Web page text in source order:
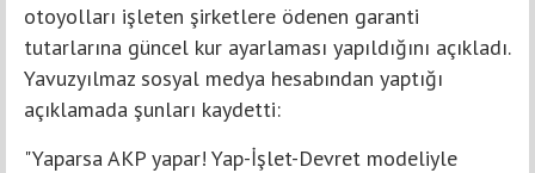
otoyolları işleten şirketlere ödenen garanti
tutarlarına güncel kur ayarlaması yapıldığını açıkladı.
Yavuzyılmaz sosyal medya hesabından yaptığı
açıklamada şunları kaydetti:
"Yaparsa AKP yapar! Yap-İşlet-Devret modeliyle